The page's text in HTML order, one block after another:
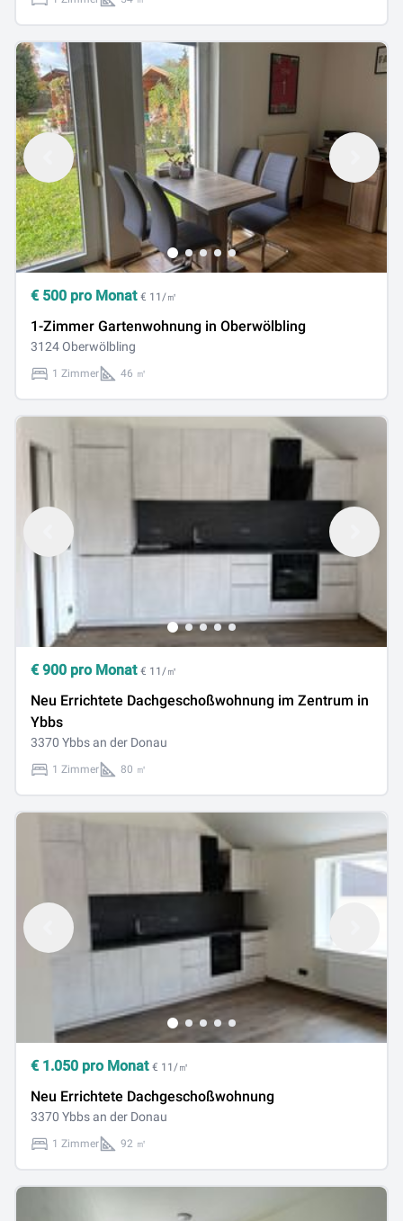
€ 500 pro Monat € 11/㎡
1-Zimmer Gartenwohnung in Oberwölbling
3124 Oberwölbling
1 Zimmer 46 ㎡
€ 900 pro Monat € 11/㎡
Neu Errichtete Dachgeschoßwohnung im Zentrum in
Ybbs
3370 Ybbs an der Donau
1 Zimmer 80 ㎡
€ 1.050 pro Monat € 11/㎡
Neu Errichtete Dachgeschoßwohnung
3370 Ybbs an der Donau
1 Zimmer 92 ㎡